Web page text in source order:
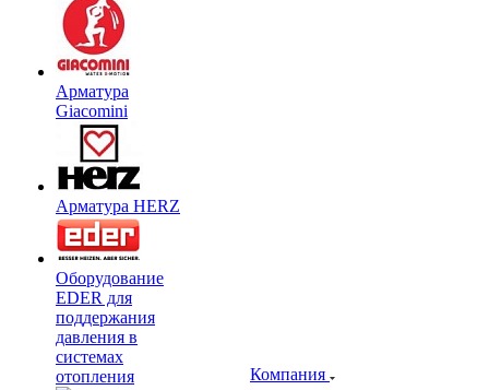
Арматура
Giacomini
Арматура HERZ
Оборудование
EDER для
поддержания
давления в
системах
отопления
Компания